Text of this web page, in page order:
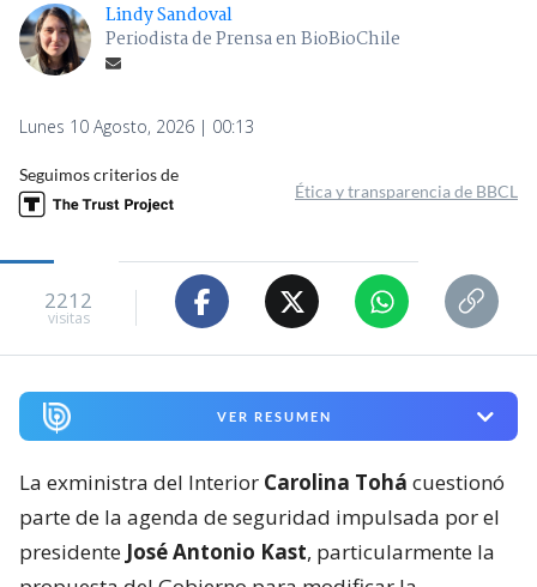
Lindy Sandoval
Periodista de Prensa en BioBioChile
Lunes 10 Agosto, 2026 | 00:13
Seguimos criterios de
Ética y transparencia de BBCL
2212
visitas
VER RESUMEN
La exministra del Interior Carolina Tohá cuestionó
parte de la agenda de seguridad impulsada por el
presidente José Antonio Kast, particularmente la